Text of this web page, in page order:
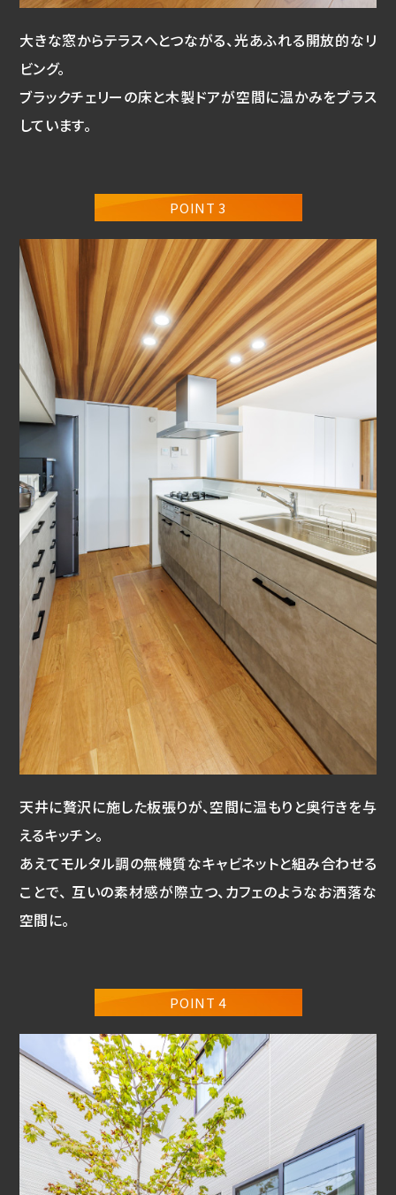
大きな窓からテラスへとつながる、光あふれる開放的なリ
ビング。
ブラックチェリーの床と木製ドアが空間に温かみをプラス
しています。
POINT 3
天井に贅沢に施した板張りが、空間に温もりと奥行きを与
えるキッチン。
あえてモルタル調の無機質なキャビネットと組み合わせる
ことで、 互いの素材感が際立つ、カフェのようなお洒落な
空間に。
POINT 4